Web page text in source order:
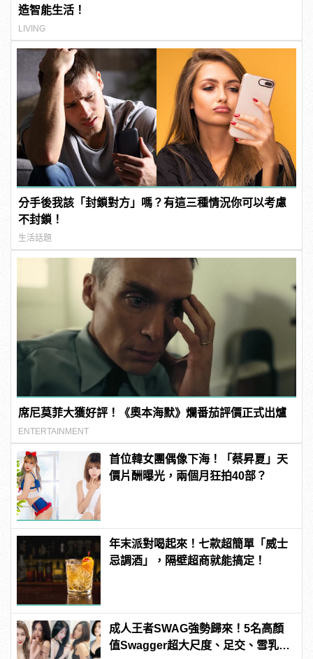
造智能生活！
LIVING
分手後我該「封鎖對方」嗎？有這三種情況你可以考慮
不封鎖！
生活話題
席尼莫菲大獲好評！《奧本海默》爛番茄評價正式出爐
ENTERTAINMENT
首位韓女團偶像下海！「蔡昇夏」天
價片酬曝光，兩個月狂拍40部？
年末派對喝起來！七款超簡單「威士
忌調酒」，隔壁超商就能搞定！
成人王者SWAG強勢歸來！5名高顏
值Swagger超大尺度、足交、雪乳、